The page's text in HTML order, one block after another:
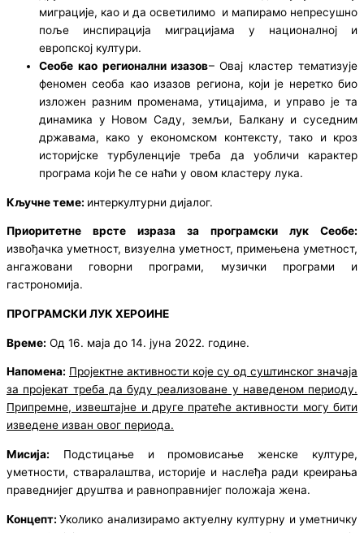
миграције, као и да осветилимо и мапирамо непресушно
поље инспирација миграцијама у националној и
европској култури.
Сеобе као регионални изазов– Овај кластер тематизује
феномен сеоба као изазов региона, који је неретко био
изложен разним променама, утицајима, и управо је та
динамика у Новом Саду, земљи, Балкану и суседним
државама, како у економском контексту, тако и кроз
историјске турбуленције треба да уобличи карактер
програма који ће се наћи у овом кластеру лука.
Кључне теме: интеркултурни дијалог.
Приоритетне врсте израза за програмски лук Сеобе:
извођачка уметност, визуелна уметност, примењена уметност,
ангажовани говорни програми, музички програми и
гастрономија.
ПРОГРАМСКИ ЛУК ХЕРОИНЕ
Време: Од 16. маја до 14. јуна 2022. године.
Напомена: Пројектне активности које су од суштинског значаја
за пројекат треба да буду реализоване у наведеном периоду.
Припремне, извештајне и друге пратеће активности могу бити
изведене изван овог периода.
Мисија: Подстицање и промовисање женске културе,
уметности, стваралаштва, историје и наслеђа ради креирања
праведнијег друштва и равноправнијег положаја жена.
Концепт:Уколико анализирамо актуелну културну и уметничку